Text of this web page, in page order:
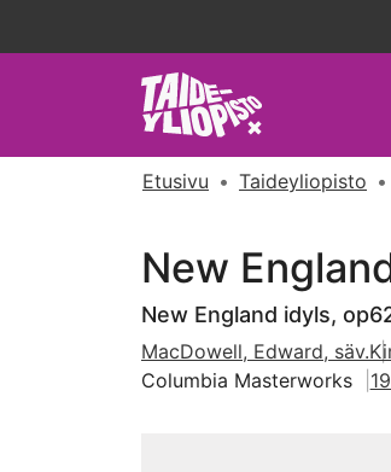
Etusivu Taideyliopisto
New
New England idyls,
MacDowell, Edward, säv.
Columbia Masterworks